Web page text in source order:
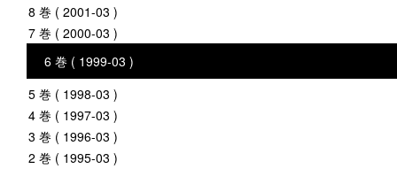
8 巻 ( 2001-03 )
7 巻 ( 2000-03 )
6 巻 ( 1999-03 )
5 巻 ( 1998-03 )
4 巻 ( 1997-03 )
3 巻 ( 1996-03 )
2 巻 ( 1995-03 )